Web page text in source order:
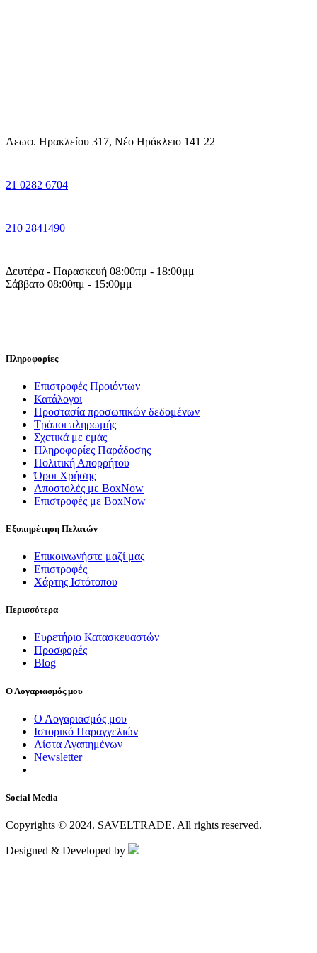
Λεωφ. Ηρακλείου 317, Νέο Ηράκλειο 141 22
21 0282 6704
210 2841490
Δευτέρα - Παρασκευή 08:00πμ - 18:00μμ
Σάββατο 08:00πμ - 15:00μμ
Πληροφορίες
Επιστροφές Προιόντων
Κατάλογοι
Προστασία προσωπικών δεδομένων
Τρόποι πληρωμής
Σχετικά με εμάς
Πληροφορίες Παράδοσης
Πολιτική Απορρήτου
Όροι Χρήσης
Αποστολές με BoxNow
Επιστροφές με BoxNow
Εξυπηρέτηση Πελατών
Επικοινωνήστε μαζί μας
Επιστροφές
Χάρτης Ιστότοπου
Περισσότερα
Ευρετήριο Κατασκευαστών
Προσφορές
Blog
Ο Λογαριασμός μου
Ο Λογαριασμός μου
Ιστορικό Παραγγελιών
Λίστα Αγαπημένων
Newsletter
Social Media
Copyrights © 2024. SAVELTRADE. All rights reserved.
Designed & Developed by